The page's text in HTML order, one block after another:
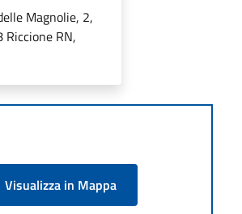
Magnolie, 2,
Riccione RN,
Visualizza in Mappa